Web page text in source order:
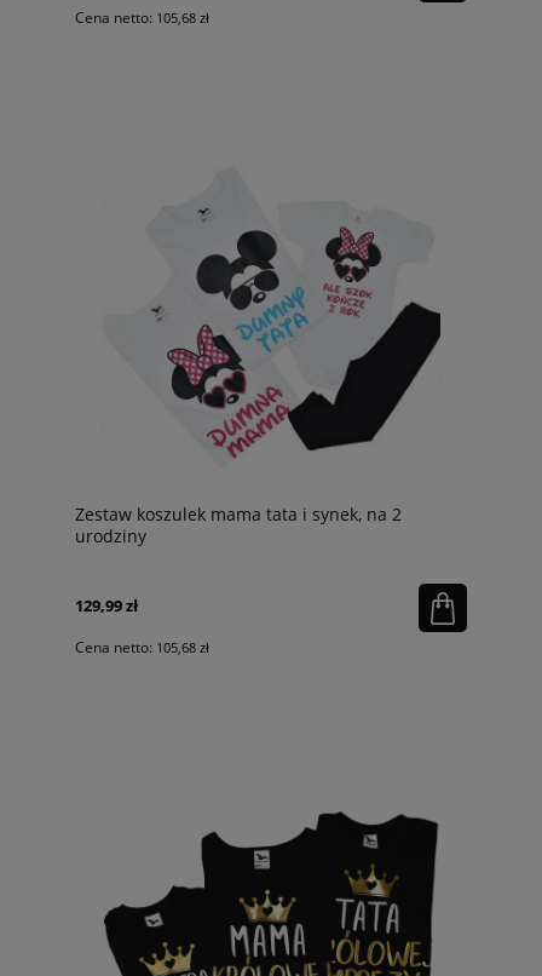
Cena netto: 105,68 zł
Zestaw koszulek mama tata i synek, na 2
urodziny
129,99 zł
Cena netto: 105,68 zł